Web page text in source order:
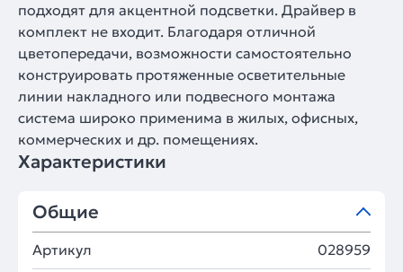
подходят для акцентной подсветки. Драйвер в
комплект не входит. Благодаря отличной
цветопередачи, возможности самостоятельно
конструировать протяженные осветительные
линии накладного или подвесного монтажа
система широко применима в жилых, офисных,
коммерческих и др. помещениях.
Характеристики
Общие
Артикул 028959